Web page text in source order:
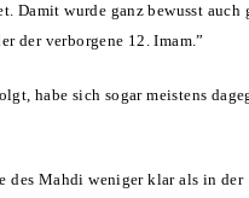
Damit wurde ganz bewusst auch
der verborgene 12. Imam.”
habe sich sogar meistens
des Mahdi weniger klar als in der